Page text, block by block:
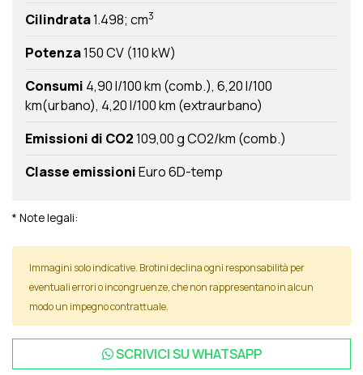
Cilindrata1.498; cm3
Potenza150 CV (110 kW)
Consumi 4,90 l/100 km (comb.) 6,20 l/100
km(urbano) 4,20 l/100 km (extraurbano)
Emissioni di CO2109,00 g CO2/km (comb.)
Classe emissioniEuro 6D-temp
* Note legali:
Immagini solo indicative. Brotini declina ogni responsabilità per
eventuali errori o incongruenze, che non rappresentano in alcun
modo un impegno contrattuale.
SCRIVICI SUWHATSAPP